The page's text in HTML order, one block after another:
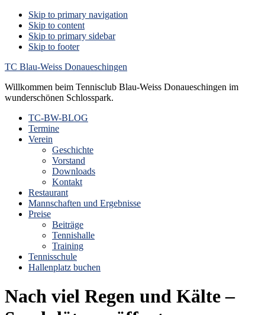
Skip to primary navigation
Skip to content
Skip to primary sidebar
Skip to footer
TC Blau-Weiss Donaueschingen
Willkommen beim Tennisclub Blau-Weiss Donaueschingen im
wunderschönen Schlosspark.
TC-BW-BLOG
Termine
Verein
Geschichte
Vorstand
Downloads
Kontakt
Restaurant
Mannschaften und Ergebnisse
Preise
Beiträge
Tennishalle
Training
Tennisschule
Hallenplatz buchen
Nach viel Regen und Kälte –